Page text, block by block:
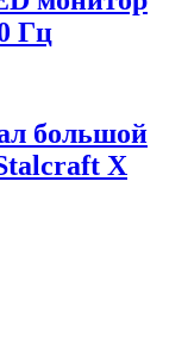
Гц
большой
X